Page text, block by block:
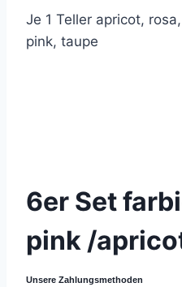
Je 1 Teller apricot,
pink, taupe
6er Set
pink /
Unsere Zahlungsmethoden